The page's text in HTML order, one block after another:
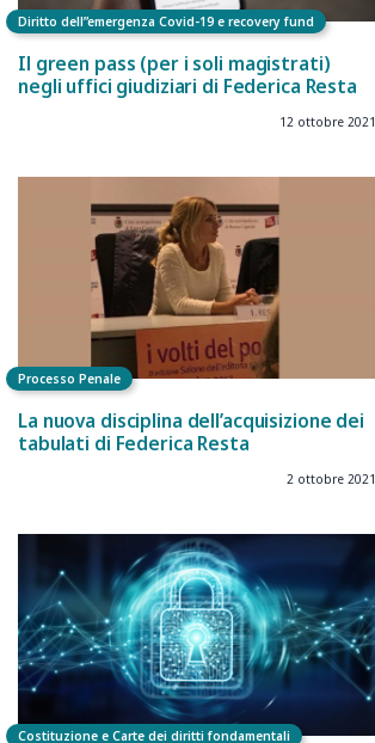
Diritto dell”emergenza Covid-19 e recovery fund
Il green pass (per i soli magistrati)
negli uffici giudiziari di Federica Resta
12 ottobre 2021
Processo Penale
La nuova disciplina dell’acquisizione dei
tabulati di Federica Resta
2 ottobre 2021
Costituzione e Carte dei diritti fondamentali